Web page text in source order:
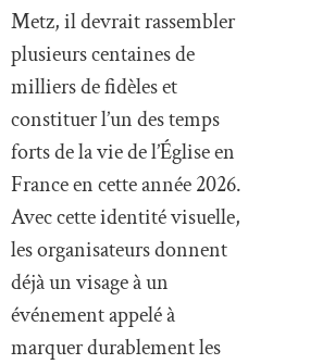
Metz, il devrait rassembler
plusieurs centaines de
milliers de fidèles et
constituer l’un des temps
forts de la vie de l’Église en
France en cette année 2026.
Avec cette identité visuelle,
les organisateurs donnent
déjà un visage à un
événement appelé à
marquer durablement les